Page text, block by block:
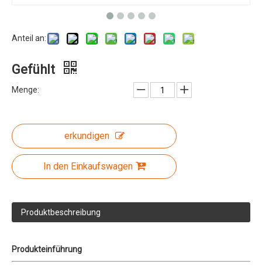
Anteil an:
Gefühlt
Menge:
erkundigen
In den Einkaufswagen
Produktbeschreibung
Produkteinführung